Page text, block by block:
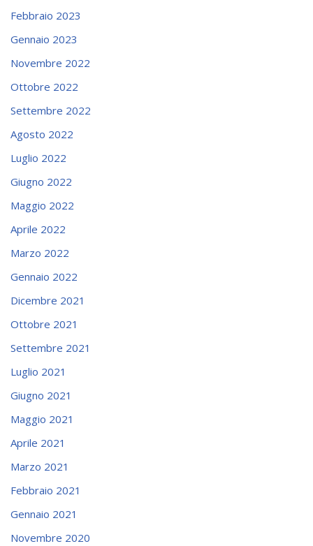
Febbraio 2023
Gennaio 2023
Novembre 2022
Ottobre 2022
Settembre 2022
Agosto 2022
Luglio 2022
Giugno 2022
Maggio 2022
Aprile 2022
Marzo 2022
Gennaio 2022
Dicembre 2021
Ottobre 2021
Settembre 2021
Luglio 2021
Giugno 2021
Maggio 2021
Aprile 2021
Marzo 2021
Febbraio 2021
Gennaio 2021
Novembre 2020